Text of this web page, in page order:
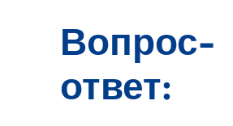
Вопрос-
ответ: